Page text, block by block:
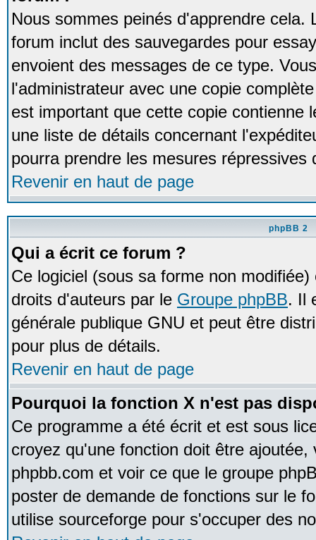
Nous sommes peinés d'apprendre cela.
forum inclut des sauvegardes pour
envoient des messages de ce type.
l'administrateur avec une copie
est important que cette copie contienne
une liste de détails concernant
pourra prendre les mesures répressives
Revenir en haut de page
phpBB 2
Qui a écrit ce forum ?
Ce logiciel (sous sa forme non
droits d'auteurs par le Groupe phpBB. Il
générale publique GNU et peut être
pour plus de détails.
Revenir en haut de page
Pourquoi la fonction X n'est pas
Ce programme a été écrit et est sous
croyez qu'une fonction doit être
phpbb.com et voir ce que le groupe
poster de demande de fonctions sur le
utilise sourceforge pour s'occuper des